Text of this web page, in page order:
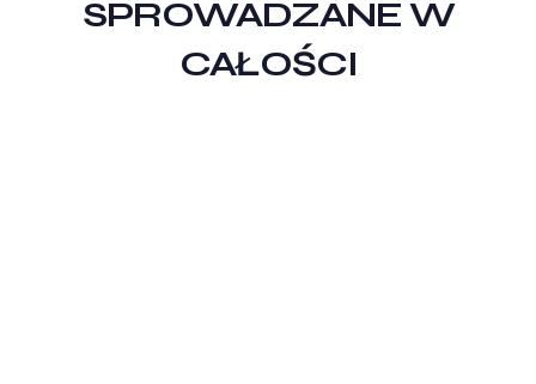
SPROWADZANE W
CAŁOŚCI